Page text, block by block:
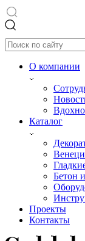
О компании
Каталог
Бетон
Проекты
Контакты